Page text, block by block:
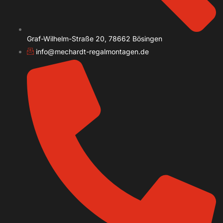
Graf-Wilhelm-Straße 20, 78662 Bösingen
info@mechardt-regalmontagen.de